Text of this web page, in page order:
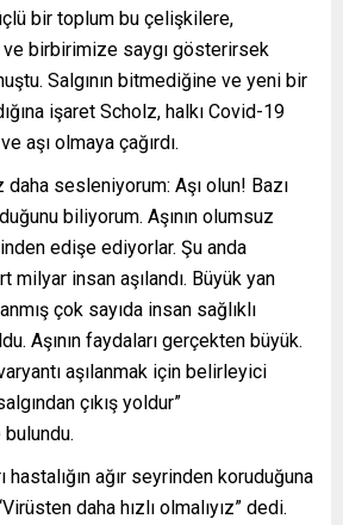
bir toplum bu çelişkilere,
birbirimize saygı gösterirsek
Salgının bitmediğine ve yeni bir
işaret Scholz, halkı Covid-19
aşı olmaya çağırdı.
sesleniyorum: Aşı olun! Bazı
biliyorum. Aşının olumsuz
edişe ediyorlar. Şu anda
milyar insan aşılandı. Büyük yan
çok sayıda insan sağlıklı
Aşının faydaları gerçekten büyük.
aşılanmak için belirleyici
çıkış yoldur”
hastalığın ağır seyrinden koruduğuna
daha hızlı olmalıyız” dedi.